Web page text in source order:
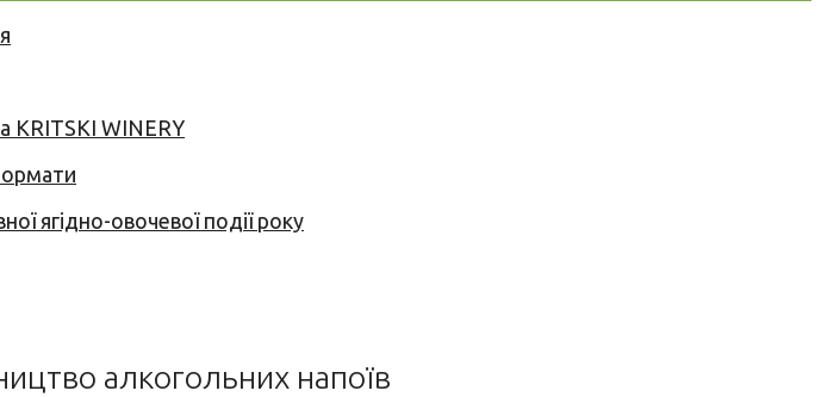
KRITSKI WINERY
ягідно-овочевої події року
алкогольних напоїв